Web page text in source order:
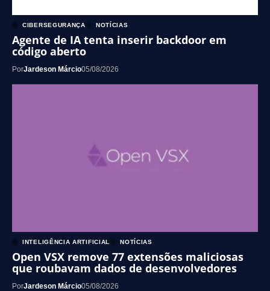
CIBERSEGURANÇA NOTÍCIAS
Agente de IA tenta inserir backdoor em
código aberto
PorJardeson Márcio05/08/2026
INTELIGÊNCIA ARTIFICIAL NOTÍCIAS
Open VSX remove 77 extensões maliciosas
que roubavam dados de desenvolvedores
PorJardeson Márcio05/08/2026